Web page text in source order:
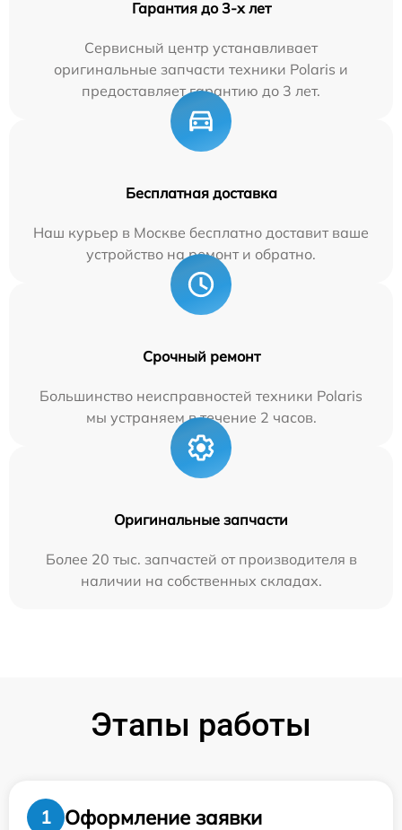
Гарантия до 3-х лет
Сервисный центр устанавливает
оригинальные запчасти техники Polaris и
предоставляет гарантию до 3 лет.
Бесплатная доставка
Наш курьер в Москве бесплатно доставит ваше
устройство на ремонт и обратно.
Срочный ремонт
Большинство неисправностей техники Polaris
мы устраняем в течение 2 часов.
Оригинальные запчасти
Более 20 тыс. запчастей от производителя в
наличии на собственных складах.
Этапы работы
1
Оформление заявки